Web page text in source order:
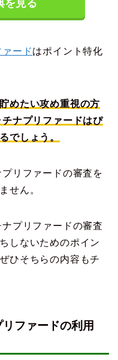
を見る
ードはポイント特化
めたい攻め重視の方
ナプリファードはぴ
でしょう。
リファードの審査を
せん。
プリファードの審査
しないためのポイン
ひそちらの内容もチ
ファードの利用